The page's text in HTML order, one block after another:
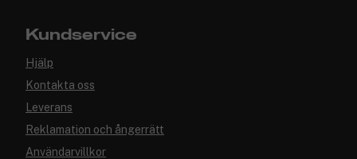
Kundservice
Hjälp
Kontakta oss
Leverans
Reklamation och ångerrätt
Användarvillkor